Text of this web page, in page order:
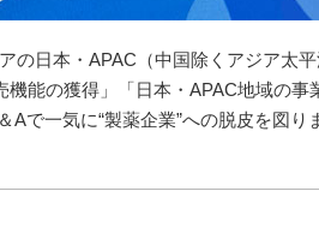
の日本・APAC（中国除くアジア太
能の獲得」「日本・APAC地域の事
で一気に“製薬企業”への脱皮を図り